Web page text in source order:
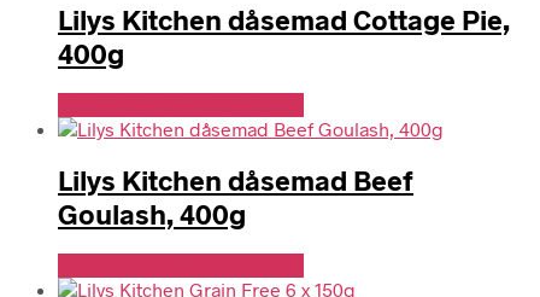
Lilys Kitchen dåsemad Cottage Pie,
400g
Lilys Kitchen dåsemad Beef
Goulash, 400g